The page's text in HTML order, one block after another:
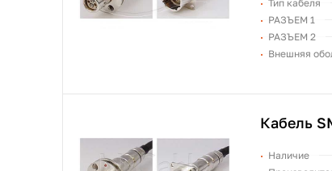
Тип кабеля
РАЗЪЕМ 1
РАЗЪЕМ 2
Внешняя
Кабель
Наличие